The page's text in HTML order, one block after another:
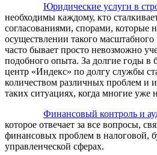
Юридические услуги в
необходимы каждому, кто
согласованиями, спорами, которые
осуществлении такого масштабного
часто бывает просто невозможно
подобного опыта. За долгие годы в
центр «Индекс» по долгу службы
количеством различных проблем и
таких ситуациях, когда многие уже
Финансовый контроль и
которое отвечает за все вопросы,
финансовых проблем в налоговой,
управленческой сферах.